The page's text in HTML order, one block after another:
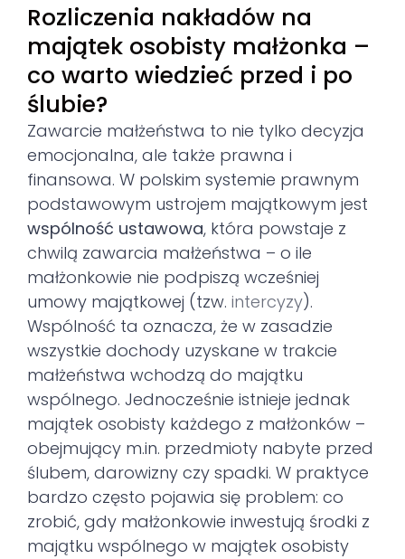
Rozliczenia nakładów na
majątek osobisty małżonka –
co warto wiedzieć przed i po
ślubie?
Zawarcie małżeństwa to nie tylko decyzja
emocjonalna, ale także prawna i
finansowa. W polskim systemie prawnym
podstawowym ustrojem majątkowym jest
wspólność ustawowa, która powstaje z
chwilą zawarcia małżeństwa – o ile
małżonkowie nie podpiszą wcześniej
umowy majątkowej (tzw. intercyzy).
Wspólność ta oznacza, że w zasadzie
wszystkie dochody uzyskane w trakcie
małżeństwa wchodzą do majątku
wspólnego. Jednocześnie istnieje jednak
majątek osobisty każdego z małżonków –
obejmujący m.in. przedmioty nabyte przed
ślubem, darowizny czy spadki. W praktyce
bardzo często pojawia się problem: co
zrobić, gdy małżonkowie inwestują środki z
majątku wspólnego w majątek osobisty